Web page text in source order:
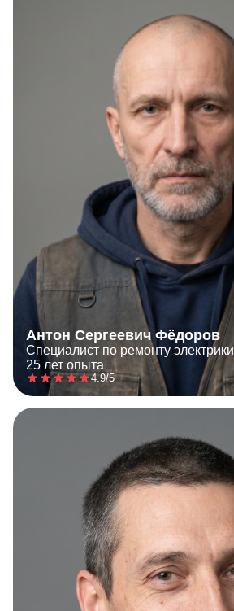
Антон Сергеевич Фёдоров
Специалист по ремонту электрики
25 лет опыта
4.9/5